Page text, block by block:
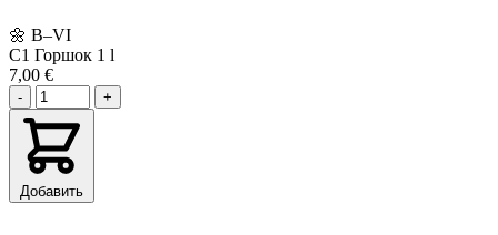
🌼 В–VI
C1 Горшок 1 l
7,00 €
- +
Добавить